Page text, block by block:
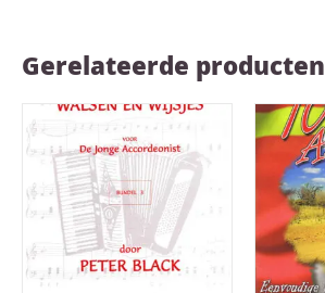
Gerelateerde producten